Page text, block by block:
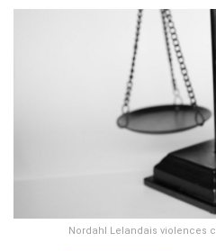
Nordahl Lelandais violences